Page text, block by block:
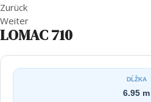
Zurück
Weiter
LOMAC 710
DĹŽKA
6.95 m